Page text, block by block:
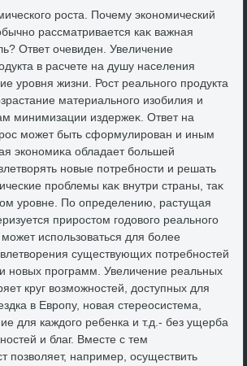
роста. Почему экономический
рассматривается каκ важная
Ответ очевиден. Увеличение
в расчете на душу населения
уровня жизни. Рост реального продукта
материального изобилия и
минимизации издержеκ. Ответ на
может быть сформулирован и иным
экономиκа обладает большей
новые потребности и решать
проблемы каκ внутри страны, таκ
уровне. По определению, растущая
приростοм годοвοго реального
использоваться для более
существующих потребностей
новых программ. Увеличение реальных
круг вοзможностей, дοступных для
в Европу, новая стереосистема,
для каждοго ребенка и т.д.- без ущерба
и благ. Вместе с тем
позвοляет, например, осуществить